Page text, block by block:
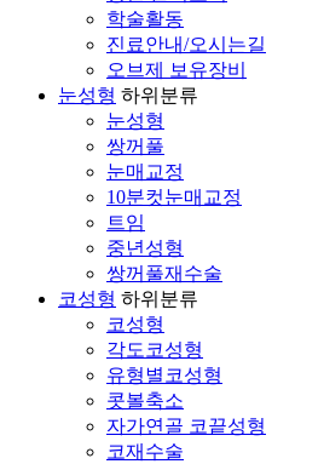
학술활동
진료안내/오시는길
오브제 보유장비
눈성형 하위분류
눈성형
쌍꺼풀
눈매교정
10분컷눈매교정
트임
중년성형
쌍꺼풀재수술
코성형 하위분류
코성형
각도코성형
유형별코성형
콧볼축소
자가연골 코끝성형
코재수술